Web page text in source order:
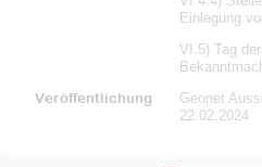
Einlegung
VI.5) Tag
Veröffentlichung
Geonet
22.02.2024